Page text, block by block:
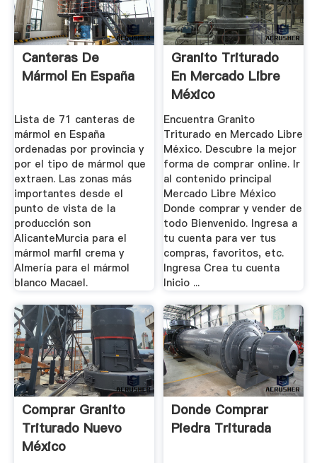
Canteras De
Mármol En España
Lista de 71 canteras de
mármol en España
ordenadas por provincia y
por el tipo de mármol que
extraen. Las zonas más
importantes desde el
punto de vista de la
producción son
AlicanteMurcia para el
mármol marfil crema y
Almería para el mármol
blanco Macael.
Granito Triturado
En Mercado Libre
México
Encuentra Granito
Triturado en Mercado Libre
México. Descubre la mejor
forma de comprar online. Ir
al contenido principal
Mercado Libre México
Donde comprar y vender de
todo Bienvenido. Ingresa a
tu cuenta para ver tus
compras, favoritos, etc.
Ingresa Crea tu cuenta
Inicio ...
Comprar Granito
Triturado Nuevo
México
Donde Comprar
Piedra Triturada